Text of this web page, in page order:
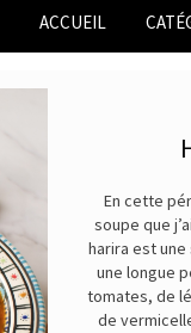
ACCUEIL
En cette
soupe que
harira est
une longue
tomates, de
de